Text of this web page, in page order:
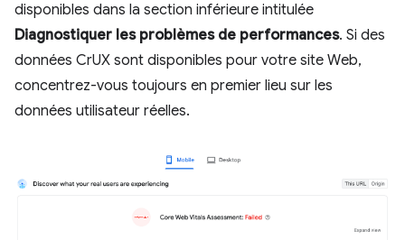
disponibles dans la section inférieure intitulée
Diagnostiquer les problèmes de performances. Si des
données CrUX sont disponibles pour votre site Web,
concentrez-vous toujours en premier lieu sur les
données utilisateur réelles.